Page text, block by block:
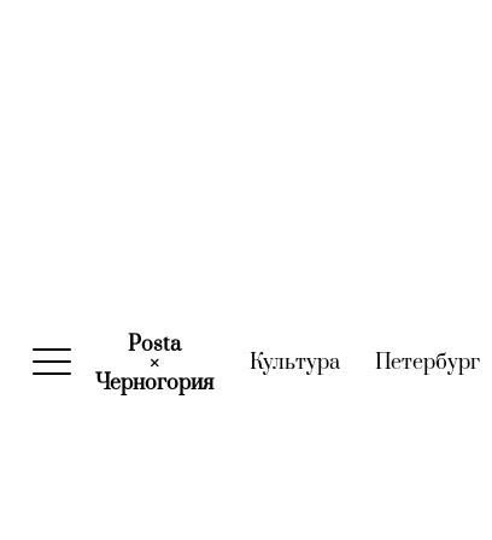
Posta
×
Черногория(current)
Культура(current)
Петербург